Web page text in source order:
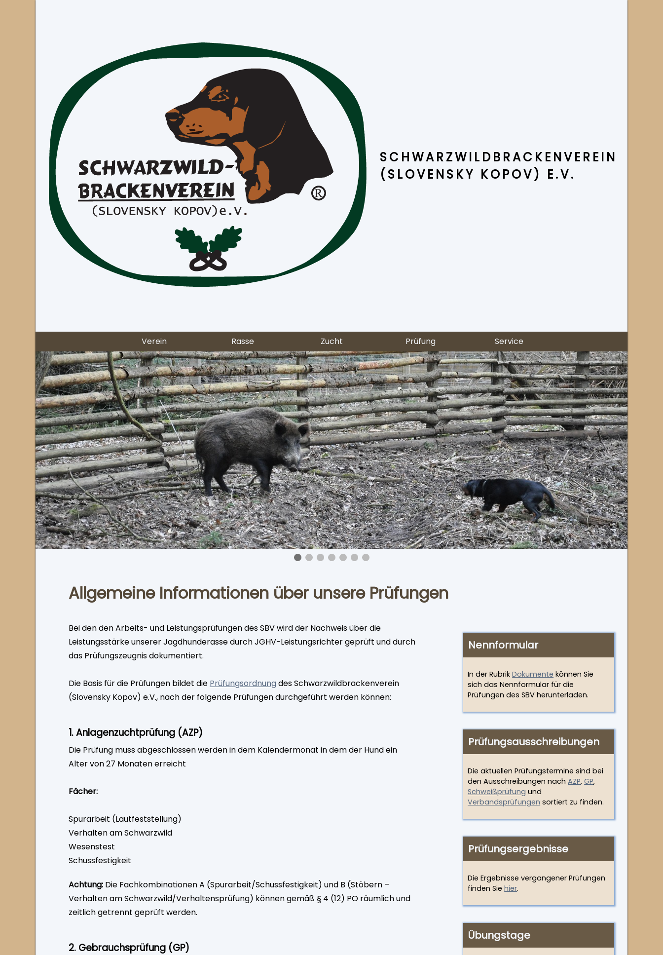
SCHWARZWILD­BRACKENVEREIN
(SLOVENSKY KOPOV) E.V.
Verein Rasse Zucht Prüfung Service
Allgemeine Informationen über unsere Prüfungen
Bei den den Arbeits- und Leistungsprüfungen des SBV wird der Nachweis über die
Leistungsstärke unserer Jagdhunderasse durch JGHV-Leistungsrichter geprüft und durch
das Prüfungszeugnis dokumentiert.
Die Basis für die Prüfungen bildet die Prüfungsordnung des Schwarzwildbrackenverein
(Slovensky Kopov) e.V., nach der folgende Prüfungen durchgeführt werden können:
1. Anlagenzuchtprüfung (AZP)
Die Prüfung muss abgeschlossen werden in dem Kalendermonat in dem der Hund ein
Alter von 27 Monaten erreicht
Fächer:
Spurarbeit (Lautfeststellung)
Verhalten am Schwarzwild
Wesenstest
Schussfestigkeit
Achtung: Die Fachkombinationen A (Spurarbeit/Schussfestigkeit) und B (Stöbern –
Verhalten am Schwarzwild/Verhaltensprüfung) können gemäß § 4 (12) PO räumlich und
zeitlich getrennt geprüft werden.
2. Gebrauchsprüfung (GP)
Nennformular
In der RubrikDokumente können Sie
sich das Nennformular für die
Prüfungen des SBV herunterladen.
Prüfungs­ausschreibungen
Die aktuellen Prüfungstermine sind bei
den Ausschreibungen nachAZP,GP,
Schweißprüfung und
Verbandsprüfungen sortiert zu finden.
Prüfungsergebnisse
Die Ergebnisse vergangener Prüfungen
finden Siehier.
Übungstage